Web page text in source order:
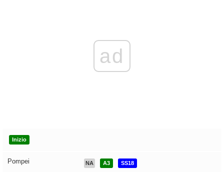
ad
Inizio
Pompei NA A3 SS18